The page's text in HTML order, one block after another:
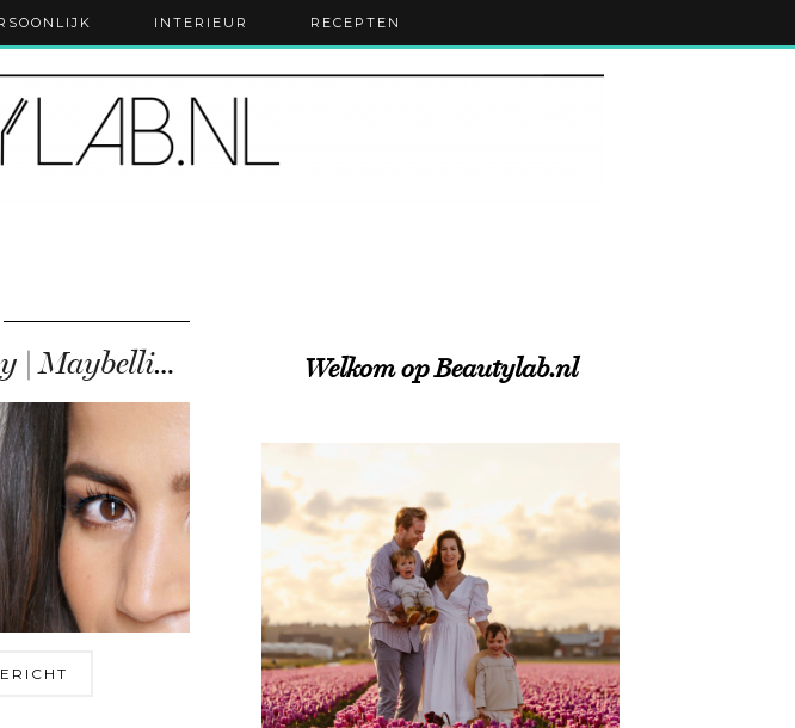
INTERIEUR RECEPTEN
Tutorial Tuesday | Maybelline The Nudes palette Welkom op Beautylab.nl